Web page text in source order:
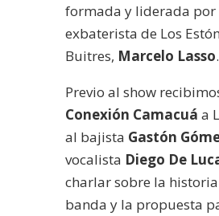
formada y liderada por
exbaterista de Los
Buitres, Marcelo Lasso.
Previo al show
Conexión Camacuá a
al bajista Gastón
vocalista Diego De
charlar sobre la
banda y la propuesta